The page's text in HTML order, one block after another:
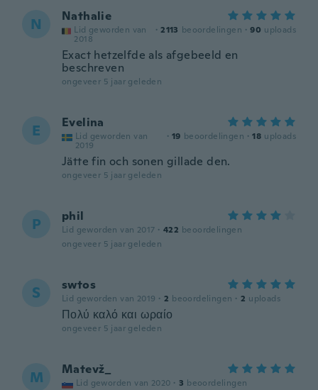
N Nathalie
Lid geworden van
2018
· 2113 beoordelingen · 90 uploads
Exact hetzelfde als afgebeeld en
beschreven
ongeveer 5 jaar geleden
E Evelina
Lid geworden van
2019
· 19 beoordelingen · 18 uploads
Jätte fin och sonen gillade den.
ongeveer 5 jaar geleden
P phil
Lid geworden van 2017 · 422 beoordelingen
ongeveer 5 jaar geleden
S swtos
Lid geworden van 2019 · 2 beoordelingen · 2 uploads
Πολύ καλό και ωραίο
ongeveer 5 jaar geleden
M Matevž_
Lid geworden van 2020 · 3 beoordelingen